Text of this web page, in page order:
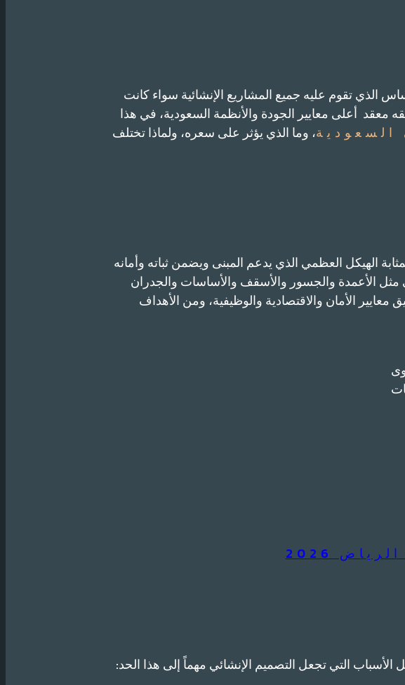
الذي تقوم عليه جميع المشاريع الإنشائية سواء كانت
أعلى معايير الجودة والأنظمة السعودية، في هذا
، وما الذي يؤثر على سعره، ولماذا تختلف
الهيكل العظمي الذي يدعم المبنى ويضمن ثباته وأمانه
مثل الأعمدة والجسور والأسقف والأساسات والجدران
الأمان والاقتصادية والوظيفية، ومن الأهداف
2026
الأسباب التي تجعل التصميم الإنشائي مهماً إلى هذا الحد: